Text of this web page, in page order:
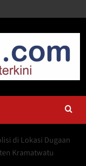
di Lokasi Dugaan
Kramatwatu